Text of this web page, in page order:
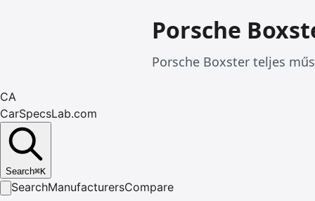
Porsche
Porsche Boxster teljes
CA
CarSpecsLab.com
Search⌘K
SearchManufacturersCompare